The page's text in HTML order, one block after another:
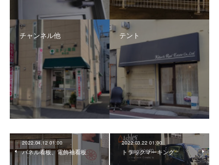
チャンネル他 テント
2022.04.12 01:00
パネル看板、電飾袖看板
2022.03.22 01:00
トラックマーキング